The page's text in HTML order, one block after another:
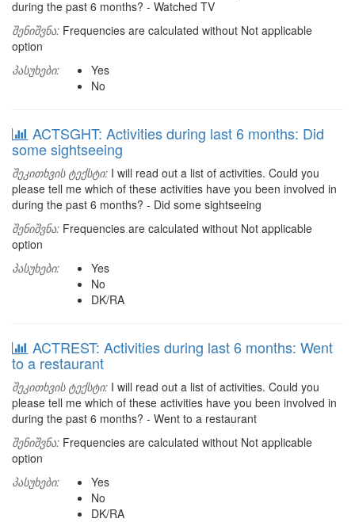
during the past 6 months? - Watched TV
შენიშვნა: Frequencies are calculated without Not applicable
option
პასუხები:
Yes
No
ACTSGHT: Activities during last 6 months: Did
some sightseeing
შეკითხვის ტექსტი: I will read out a list of activities. Could you
please tell me which of these activities have you been involved in
during the past 6 months? - Did some sightseeing
შენიშვნა: Frequencies are calculated without Not applicable
option
პასუხები:
Yes
No
DK/RA
ACTREST: Activities during last 6 months: Went
to a restaurant
შეკითხვის ტექსტი: I will read out a list of activities. Could you
please tell me which of these activities have you been involved in
during the past 6 months? - Went to a restaurant
შენიშვნა: Frequencies are calculated without Not applicable
option
პასუხები:
Yes
No
DK/RA